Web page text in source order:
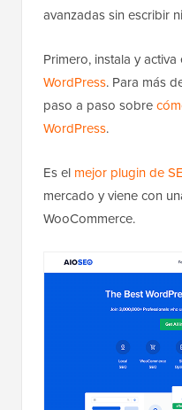
avanzadas sin escribir
Primero, instala y activa
WordPress. Para más
paso a paso sobre
WordPress.
Es el mejor plugin de
mercado y viene con
WooCommerce.